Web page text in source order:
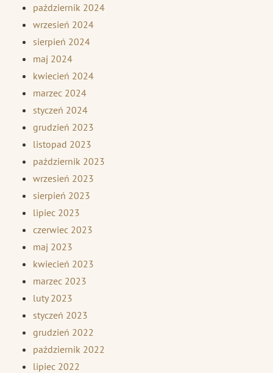
październik 2024
wrzesień 2024
sierpień 2024
maj 2024
kwiecień 2024
marzec 2024
styczeń 2024
grudzień 2023
listopad 2023
październik 2023
wrzesień 2023
sierpień 2023
lipiec 2023
czerwiec 2023
maj 2023
kwiecień 2023
marzec 2023
luty 2023
styczeń 2023
grudzień 2022
październik 2022
lipiec 2022